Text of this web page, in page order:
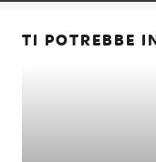
TI POTREBBE